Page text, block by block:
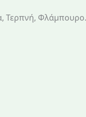
Τερπνή, Φλάμπουρο.